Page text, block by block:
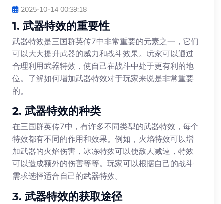
2025-10-14 00:39:18
1. 武器特效的重要性
武器特效是三国群英传7中非常重要的元素之一，它们
可以大大提升武器的威力和战斗效果。玩家可以通过
合理利用武器特效，使自己在战斗中处于更有利的地
位。了解如何增加武器特效对于玩家来说是非常重要
的。
2. 武器特效的种类
在三国群英传7中，有许多不同类型的武器特效，每个
特效都有不同的作用和效果。例如，火焰特效可以增
加武器的火焰伤害，冰冻特效可以使敌人减速，特效
可以造成额外的伤害等等。玩家可以根据自己的战斗
需求选择适合自己的武器特效。
3. 武器特效的获取途径